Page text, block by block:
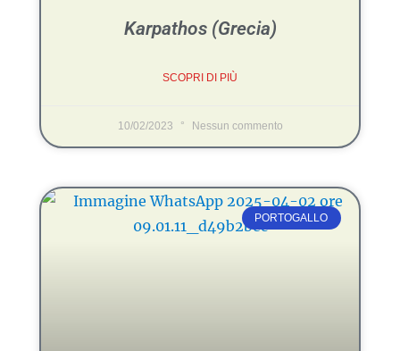
Karpathos (Grecia)
SCOPRI DI PIÙ
10/02/2023 Nessun commento
PORTOGALLO